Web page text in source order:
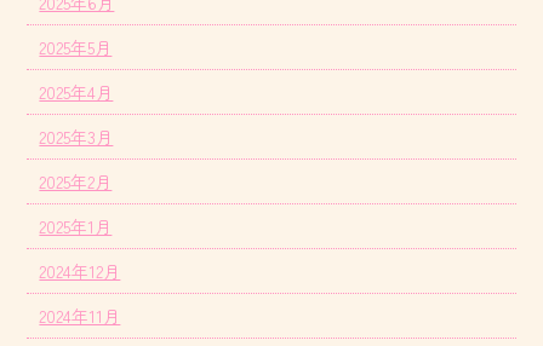
2025年5月
2025年4月
2025年3月
2025年2月
2025年1月
2024年12月
2024年11月